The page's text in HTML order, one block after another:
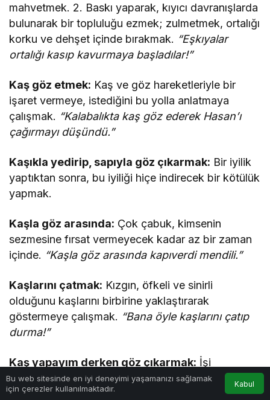
mahvetmek. 2. Baskı yaparak, kıyıcı davranışlarda
bulunarak bir topluluğu ezmek; zulmetmek, ortalığı
korku ve dehşet içinde bırakmak. “Eşkıyalar
ortalığı kasıp kavurmaya başladılar!”
Kaş göz etmek: Kaş ve göz hareketleriyle bir
işaret vermeye, istediğini bu yolla anlatmaya
çalışmak. “Kalabalıkta kaş göz ederek Hasan’ı
çağırmayı düşündü.”
Kaşıkla yedirip, sapıyla göz çıkarmak: Bir iyilik
yaptıktan sonra, bu iyiliği hiçe indirecek bir kötülük
yapmak.
Kaşla göz arasında: Çok çabuk, kimsenin
sezmesine fırsat vermeyecek kadar az bir zaman
içinde. “Kaşla göz arasında kapıverdi mendili.”
Kaşlarını çatmak: Kızgın, öfkeli ve sinirli
olduğunu kaşlarını birbirine yaklaştırarak
göstermeye çalışmak. “Bana öyle kaşlarını çatıp
durma!”
Kaş yapayım derken göz çıkarmak: İşi
düzelteyim, bir iyilik yapayım derken büsbütün
bozmak ve büyük bir zarar vermek.
Bu web sitesinde en iyi deneyimi yaşamanızı sağlamak
için çerezler kullanılmaktadır.
Kabul
Anasayfa Akış Bildirimler
0